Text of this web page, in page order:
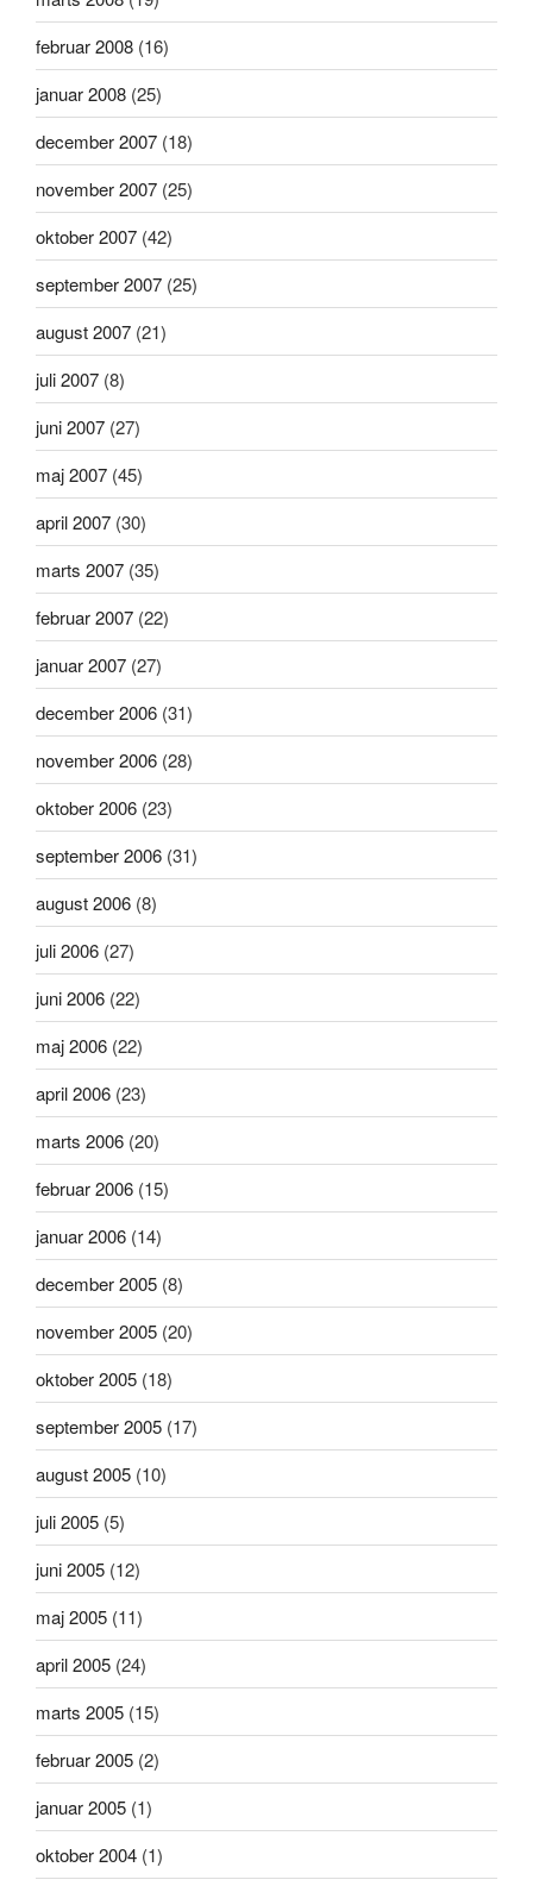
februar 2008 (16)
januar 2008 (25)
december 2007 (18)
november 2007 (25)
oktober 2007 (42)
september 2007 (25)
august 2007 (21)
juli 2007 (8)
juni 2007 (27)
maj 2007 (45)
april 2007 (30)
marts 2007 (35)
februar 2007 (22)
januar 2007 (27)
december 2006 (31)
november 2006 (28)
oktober 2006 (23)
september 2006 (31)
august 2006 (8)
juli 2006 (27)
juni 2006 (22)
maj 2006 (22)
april 2006 (23)
marts 2006 (20)
februar 2006 (15)
januar 2006 (14)
december 2005 (8)
november 2005 (20)
oktober 2005 (18)
september 2005 (17)
august 2005 (10)
juli 2005 (5)
juni 2005 (12)
maj 2005 (11)
april 2005 (24)
marts 2005 (15)
februar 2005 (2)
januar 2005 (1)
oktober 2004 (1)